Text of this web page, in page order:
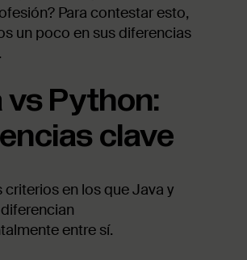
Para contestar esto,
un poco en sus diferencias
vs Python:
clave
criterios en los que Java y
entre sí.